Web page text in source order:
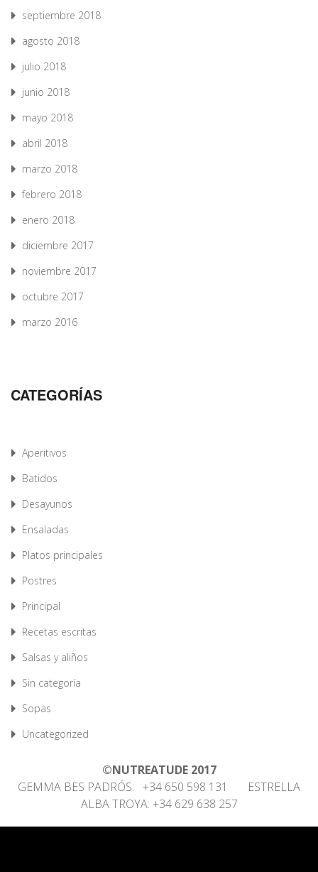
septiembre 2018
agosto 2018
julio 2018
junio 2018
mayo 2018
abril 2018
marzo 2018
febrero 2018
enero 2018
diciembre 2017
noviembre 2017
octubre 2017
marzo 2016
CATEGORÍAS
Aperitivos
Batidos
Desayunos
Ensaladas
Platos principales
Postres
Principal
Recetas escritas
Salsas y aliños
Sin categoría
Sopas
Uncategorized
©NUTREATUDE 2017
GEMMA BES PADRÓS: +34 650 598 131 ESTRELLA
ALBA TROYA: +34 629 638 257